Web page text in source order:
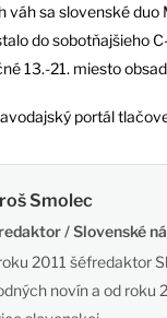
váh sa slovenské duo
do sobotňajšieho
13.-21. miesto
portál
Smolec
/ Slovenské
2011 šéfredaktor
novín a od roku